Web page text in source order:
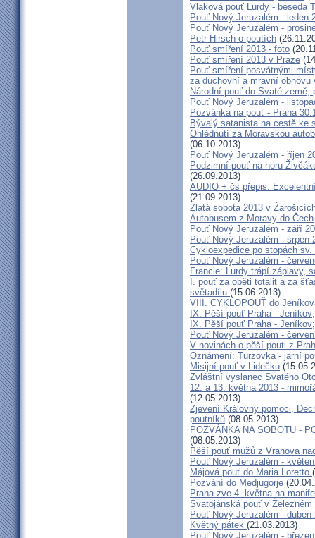
Vlaková pouť Lurdy - beseda
Pouť Nový Jeruzalém - leden
Pouť Nový Jeruzalém -
Petr Hirsch o poutích
Pouť smíření 2013 - foto
Pouť smíření 2013 v Praze
Pouť smíření posvátnými
za duchovní a mravní obnovu
Národní pouť do Svaté země,
Pouť Nový Jeruzalém -
Pozvánka na pouť - Praha
Bývalý satanista na cestě ke
Ohlédnutí za Moravskou
(06.10.2013)
Pouť Nový Jeruzalém - říjen
Podzimní pouť na horu
(26.09.2013)
AUDIO + čs přepis:
(21.09.2013)
Zlatá sobota 2013 v
Autobusem z Moravy do Čech
Pouť Nový Jeruzalém - září
Pouť Nový Jeruzalém - srpen
Cykloexpedice po stopách
Pouť Nový Jeruzalém -
Francie: Lurdy trápí záplavy,
I. pouť za oběti totalit a za
světadílu (15.06.2013)
VIII. CYKLOPOUŤ do
IX. Pěší pouť Praha -
IX. Pěší pouť Praha -
Pouť Nový Jeruzalém -
V novinách o pěší pouti z
Oznámení: Turzovka - jarní
Misijní pouť v Lidečku
Zvláštní vyslanec Svatého
12. a 13. května 2013 -
(12.05.2013)
Zjevení Královny pomoci,
poutníků (08.05.2013)
POZVÁNKA NA SOBOTU -
(08.05.2013)
Pěší pouť mužů z Vranova
Pouť Nový Jeruzalém -
Májová pouť do Maria Loretto
Pozvání do Medjugorje
Praha zve 4. května na
Svatojánská pouť v Železném
Pouť Nový Jeruzalém - duben
Květný pátek (21.03.2013)
Pouť Nový Jeruzalém -